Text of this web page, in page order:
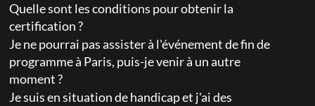
Quelle sont les conditions pour obtenir la
certification ?
Je ne pourrai pas assister à l'événement de fin de
programme à Paris, puis-je venir à un autre
moment ?
Je suis en situation de handicap et j'ai des